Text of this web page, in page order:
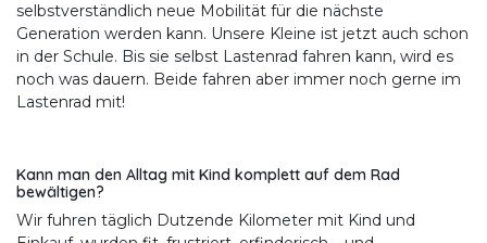
selbstverständlich neue Mobilität für die nächste
Generation werden kann. Unsere Kleine ist jetzt auch schon
in der Schule. Bis sie selbst Lastenrad fahren kann, wird es
noch was dauern. Beide fahren aber immer noch gerne im
Lastenrad mit!
Kann man den Alltag mit Kind komplett auf dem Rad
bewältigen?
Wir fuhren täglich Dutzende Kilometer mit Kind und